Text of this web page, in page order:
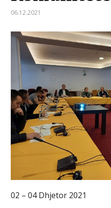
06.12.2021
02 – 04 Dhjetor 2021